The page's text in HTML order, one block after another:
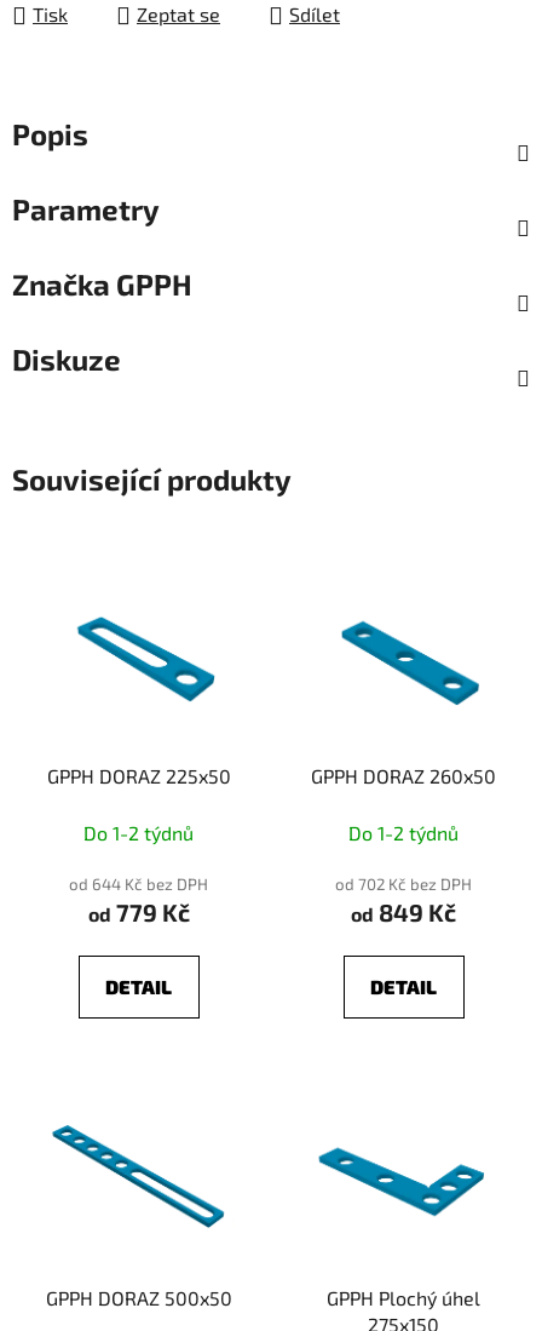
Tisk Zeptat se Sdílet
Popis
Parametry
Značka GPPH
Diskuze
Související produkty
GPPH DORAZ 225x50
Do 1-2 týdnů
od 644 Kč bez DPH
od 779 Kč
DETAIL
GPPH DORAZ 260x50
Do 1-2 týdnů
od 702 Kč bez DPH
od 849 Kč
DETAIL
GPPH DORAZ 500x50
GPPH Plochý úhel
275x150